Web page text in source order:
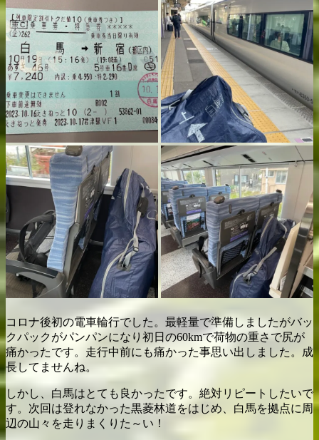
コロナ後初の電車輪行でした。最軽量で準備しましたがバッ
クパックがパンパンになり初日の60kmで荷物の重さで尻が
痛かったです。走行中前にも痛かった事思い出しました。成
長してませんね。
しかし、白馬はとても良かったです。絶対リピートしたいで
す。次回は登れなかった黒菱林道をはじめ、白馬を拠点に周
辺の山々を走りまくりた～い！